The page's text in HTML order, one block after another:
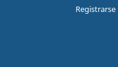
Registrarse